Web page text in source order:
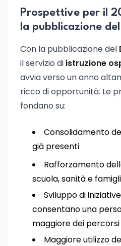
Prospettive per il
la pubblicazione
Con la pubblicazione del
il servizio di istruzione
avvia verso un anno
ricco di opportunità. Le
fondano su:
Consolidamento
già presenti
Rafforzamento
scuola, sanità e
Sviluppo di
consentano una
maggiore dei
Maggiore utilizzo